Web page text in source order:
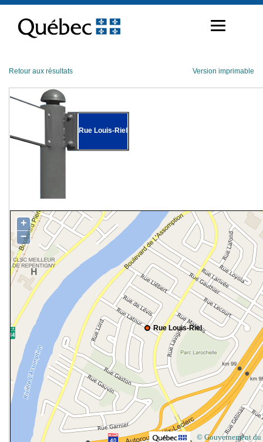
contenu
Retour aux résultats Version imprimable
Rue Louis-Riel
Rue Louis-Riel
+
−
© Gouvernement du